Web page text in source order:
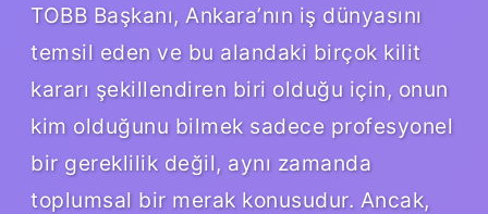
TOBB Başkanı, Ankara’nın iş dünyasını
temsil eden ve bu alandaki birçok kilit
kararı şekillendiren biri olduğu için, onun
kim olduğunu bilmek sadece profesyonel
bir gereklilik değil, aynı zamanda
toplumsal bir merak konusudur. Ancak,